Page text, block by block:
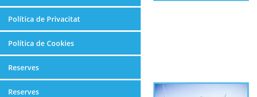
Política de Privacitat
Política de Cookies
Reserves
Reserves